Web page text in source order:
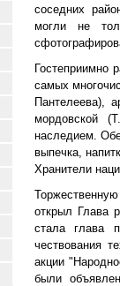
соседних
могли не
Гостеприимно
самых
Пантелеева),
мордовской
наследием.
выпечка,
Хранители
открыл Глава
стала глава
чествования
акции
были